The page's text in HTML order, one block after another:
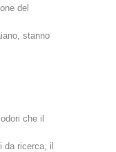
del
stanno
che il
da ricerca, il